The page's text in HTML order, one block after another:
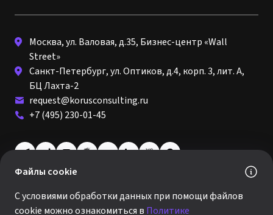
Москва, ул. Валовая, д.35, Бизнес-центр «Wall
Street»
Санкт-Петербург, ул. Оптиков, д.4, корп. 3, лит. А,
БЦ Лахта-2
request@korusconsulting.ru
+7 (495) 230-01-45
© 2026 · КОРУС КОНСАЛТИНГ
Политика обработки персональных данных
Файлы cookie
С условиями обработки данных при помощи файлов
cookie можно ознакомиться в Политике